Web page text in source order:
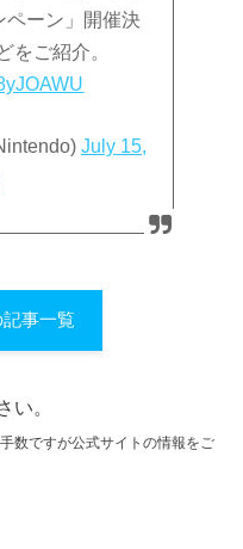
ペーン」開催決
をご紹介。
July 15,
事一覧
い。
数ですが公式サイトの情報をご